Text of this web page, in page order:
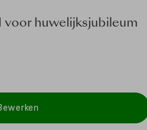
huwelijksjubileum